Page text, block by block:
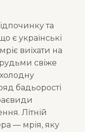
та
є українські
виїхати на
свіже
бадьорості
Літній
— мрія, яку